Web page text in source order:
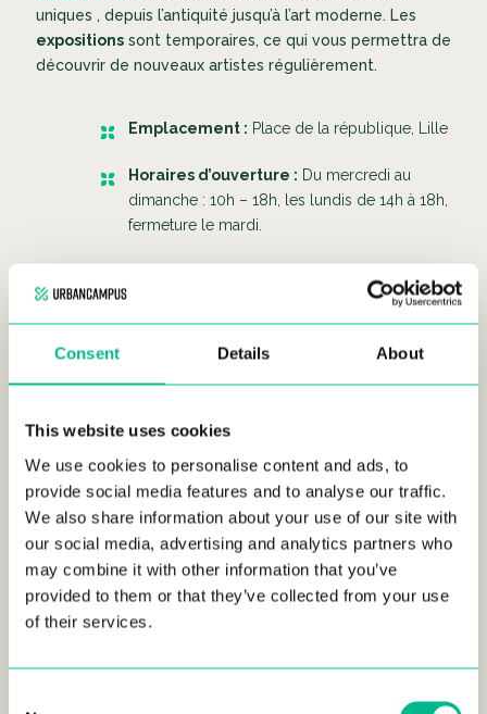
Consent Details About
This website uses cookies
We use cookies to personalise content and ads, to
provide social media features and to analyse our traffic.
We also share information about your use of our site with
our social media, advertising and analytics partners who
may combine it with other information that you’ve
provided to them or that they’ve collected from your use
of their services.
uniques , depuis l’antiquité jusqu’à l’art moderne. Les
expositionssont temporaires, ce qui vous permettra de
découvrir de nouveaux artistes régulièrement.
Emplacement : Place de la république, Lille
Horaires d’ouverture : Du mercredi au
dimanche : 10h – 18h, les lundis de 14h à 18h,
fermeture le mardi.
Tarif réduit : 4€ (valable en semaine à partir
Entrée gratuite* pour les résidents de Lille,
présentation d’un justificatif)
Comment s’ y rendre?
Métro :Prenez la ligne 1 et descendez à la station
République Beaux-Arts.
Bus :Vous pouvez également prendre les lignes de bus
accéder à La Maillerie.
Note : pour réserver veuillez visiter Infos – Palais des